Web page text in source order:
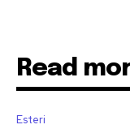
Read
Esteri